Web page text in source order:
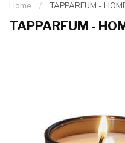
Home / TAPPARFUM -
TAPPARFUM -